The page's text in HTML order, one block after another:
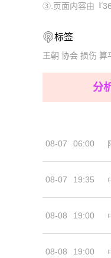
2026-
2026-
2026-
2026-
2026-
③.页面内容由『
标签
王朝 协会 损伤 算
分
08-07 06:00
08-07 19:35
08-08 19:00
08-08 19:00